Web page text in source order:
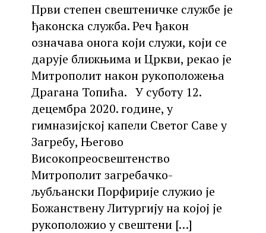
Први степен свештеничке службе је
ђаконска служба. Реч ђакон
означава онога који служи, који се
дарује ближњима и Цркви, рекао је
Митрополит након рукоположења
Драгана Топића. У суботу 12.
децембра 2020. године, у
гимназијској капели Светог Саве у
Загребу, Његово
Високопреосвештенство
Митрополит загребачко-
љубљански Порфирије служио је
Божанствену Литургију на којој је
рукоположио у свештени […]